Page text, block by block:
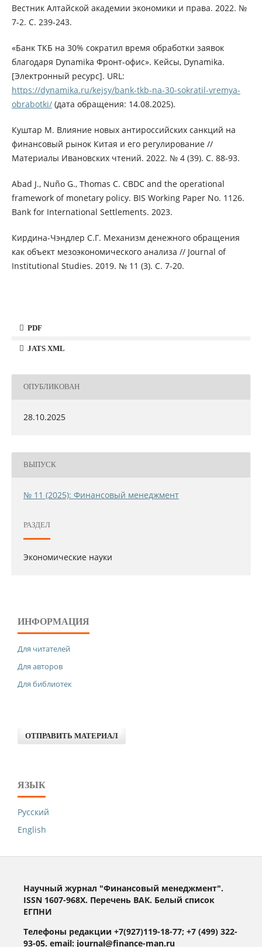
Вестник Алтайской академии экономики и права. 2022. №
7-2. С. 239-243.
«Банк ТКБ на 30% сократил время обработки заявок
благодаря Dynamika Фронт-офис». Кейсы, Dynamika.
[Электронный ресурс]. URL:
https://dynamika.ru/kejsy/bank-tkb-na-30-sokratil-vremya-
obrabotki/(дата обращения: 14.08.2025).
Куштар М. Влияние новых антироссийских санкций на
финансовый рынок Китая и его регулирование //
Материалы Ивановских чтений. 2022. № 4 (39). С. 88-93.
Abad J., Nuño G., Thomas C. CBDC and the operational
framework of monetary policy. BIS Working Paper No. 1126.
Bank for International Settlements. 2023.
Кирдина-Чэндлер С.Г. Механизм денежного обращения
как объект мезоэкономического анализа // Journal of
Institutional Studies. 2019. № 11 (3). С. 7-20.
PDF
JATS XML
ОПУБЛИКОВАН
28.10.2025
ВЫПУСК
№ 11 (2025): Финансовый менеджмент
РАЗДЕЛ
Экономические науки
ИНФОРМАЦИЯ
Для читателей
Для авторов
Для библиотек
ОТПРАВИТЬ МАТЕРИАЛ
ЯЗЫК
Русский
English
Научный журнал "Финансовый менеджмент".
ISSN 1607-968X. Перечень ВАК. Белый список
ЕГПНИ
Телефоны редакции +7(927)119-18-77; +7 (499) 322-
93-05. email: journal@finance-man.ru